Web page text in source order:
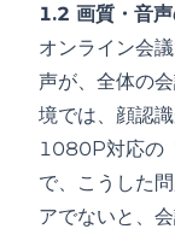
1.2 画質・音
オンライン会
声が、全体の
境では、顔認
1080P対応の
で、こうした
アでないと、